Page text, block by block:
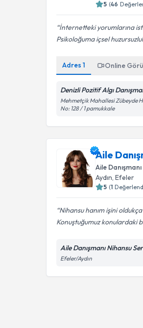
5 (46
İnternetteki yorumlarına
Psikoloğuma içsel
Adres1 Online
Denizli Pozitif Algı
Mehmetçik Mahallesi Zübeyde
No: 128 / 1 pamukkale
Aile
Aile Danışmanı
Aydın, Efeler
5 (1
Nihansu hanım işini
Konuştuğumuz konulardaki
Aile Danışmanı Nihansu
Efeler/Aydın